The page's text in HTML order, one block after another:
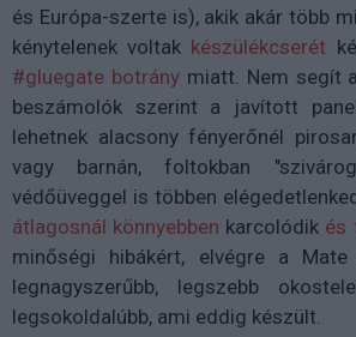
és Európa-szerte is), akik akár több
kénytelenek voltak készülékcserét
#gluegate botránymiatt. Nem segít
beszámolók szerint a javított
lehetnek alacsony fényerőnél
vagy barnán, foltokban
védőüveggel is többen
átlagosnál könnyebben karcolódik és
minőségi hibákért, elvégre a
legnagyszerűbb, legszebb
legsokoldalúbb, ami eddig készült.